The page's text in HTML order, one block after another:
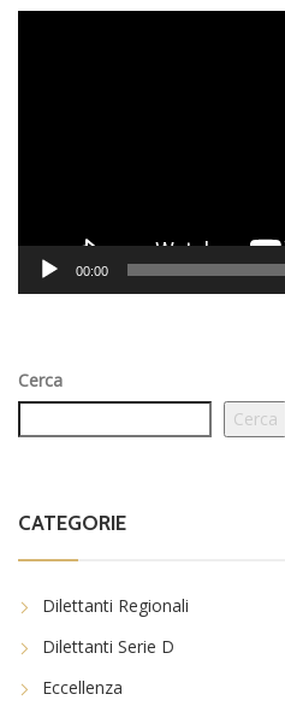
00:00
Cerca
Cerca
CATEGORIE
Dilettanti Regionali
Dilettanti Serie D
Eccellenza